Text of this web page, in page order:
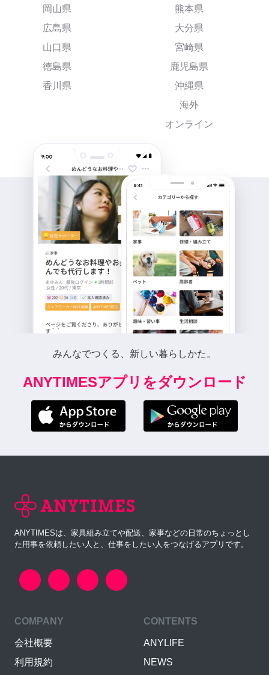
岡山県
広島県
山口県
徳島県
香川県
熊本県
大分県
宮崎県
鹿児島県
沖縄県
海外
オンライン
みんなでつくる、新しい暮らしかた。
ANYTIMESアプリをダウンロード
ANYTIMESは、家具組み立てや配送、家事などの日常のちょっとし
た用事を依頼したい人と、仕事をしたい人をつなげるアプリです。
COMPANY
会社概要
利用規約
CONTENTS
ANYLIFE
NEWS